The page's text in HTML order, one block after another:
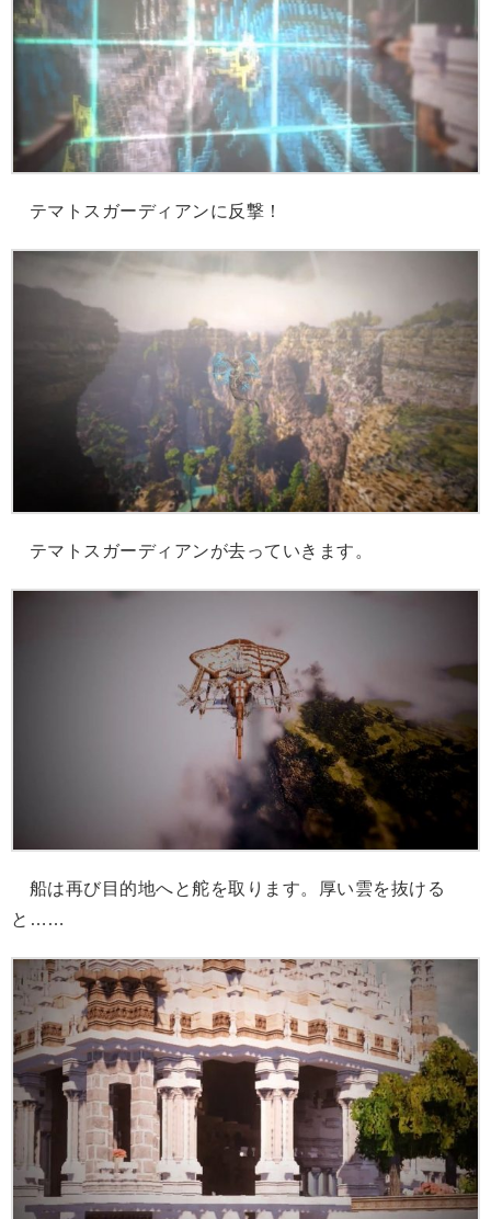
テマトスガーディアンに反撃！
テマトスガーディアンが去っていきます。
船は再び目的地へと舵を取ります。厚い雲を抜ける
と……